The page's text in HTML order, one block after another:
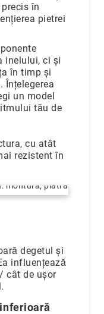
în
pietrei
inelului, ci și
în timp și
Înțelegerea
un model
tău de
cu atât
rezistent în
degetul și
influențează
cât de ușor